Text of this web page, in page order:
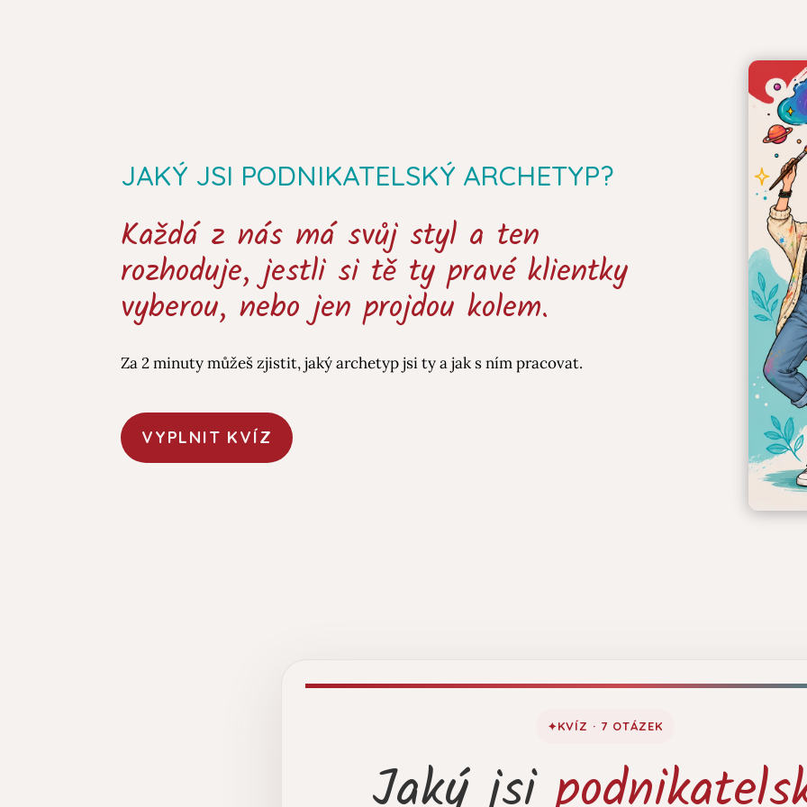
JAKÝ JSI PODNIKATELSKÝ ARCHETYP?
Každá z nás má svůj styl a ten
rozhoduje, jestli si tě ty pravé klientky
vyberou, nebo jen projdou kolem.
Za 2 minuty můžeš zjistit, jaký archetyp jsi ty a jak s ním pracovat.
VYPLNIT KVÍZ
KVÍZ · 7 OTÁZEK